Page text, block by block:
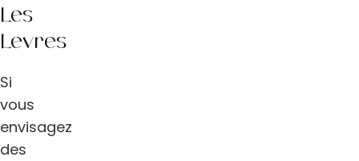
Les
Lèvres
Si
vous
envisagez
des